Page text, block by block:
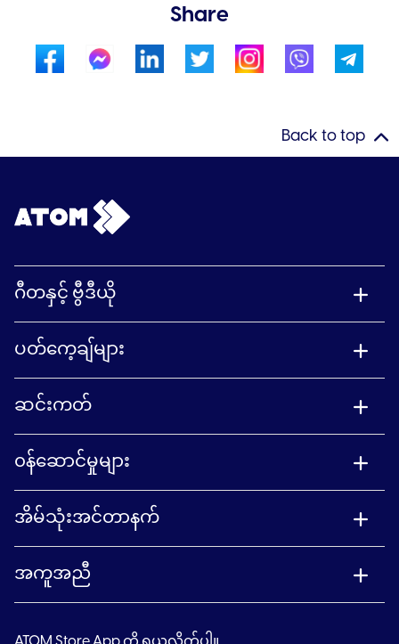
Share
Back to top
ဂီတနှင့် ဗွီဒီယို
ပတ်ကေ့ချ်များ
ဆင်းကတ်
၀န်ဆောင်မှုများ
အိမ်သုံးအင်တာနက်
အကူအညီ